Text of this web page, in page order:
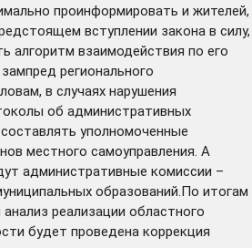
проинформировать и жителей,
вступлении закона в силу,
алгоритм взаимодействия по его
регионального
в случаях нарушения
об административных
уполномоченные
местного самоуправления. А
административные комиссии –
образований.По итогам
реализации областного
будет проведена коррекция